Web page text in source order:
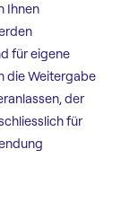
Ihnen
für eigene
die Weitergabe
der
für